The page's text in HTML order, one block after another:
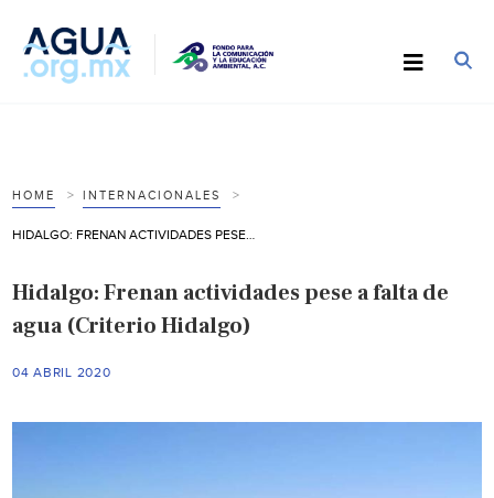
HOME INTERNACIONALES
Hidalgo: Frenan actividades pese a falta de
agua (Criterio Hidalgo)
04 ABRIL 2020